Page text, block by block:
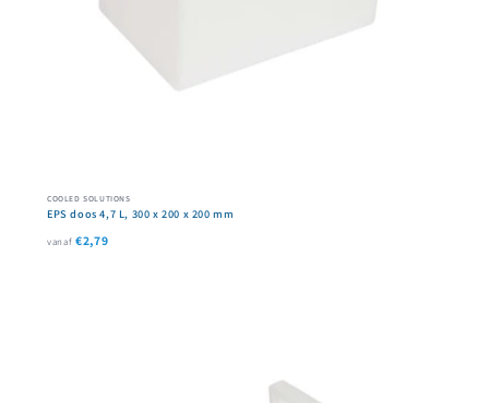
COOLED SOLUTIONS
EPS doos 4,7 L, 300 x 200 x 200 mm
vanaf €2,79